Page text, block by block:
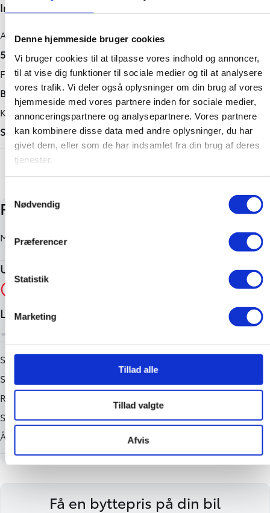
Denne hjemmeside bruger cookies
Vi bruger cookies til at tilpasse vores indhold og annoncer,
til at vise dig funktioner til sociale medier og til at analysere
vores trafik. Vi deler også oplysninger om din brug af vores
hjemmeside med vores partnere inden for sociale medier,
annonceringspartnere og analysepartnere. Vores partnere
kan kombinere disse data med andre oplysninger, du har
givet dem, eller som de har indsamlet fra din brug af deres
tjenester.
Nødvendig
Præferencer
Statistik
Marketing
Tillad alle
Tillad valgte
Afvis
Indretning og type
Antal døre
5
Farve
Blåmetal
Karosseri
SUV
1,5 l
Drivmiddel
Hybrid (Benzin / El)
Geartype
Automatisk
-
Maks. ladeeffekt (hjemme)
-
1765 mm
Højde
1595 mm
Længde
4180 mm
Tilkoblingsvægt med bremser
750 kg
Tilkoblingsvægt uden bremser
550 kg
+ Vis flere
Få en byttepris på din bil